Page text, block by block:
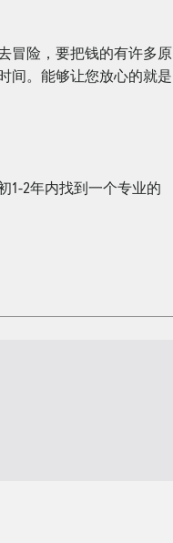
冒险，要把钱的有许多原
间。能够让您放心的就是
1-2年内找到一个专业的